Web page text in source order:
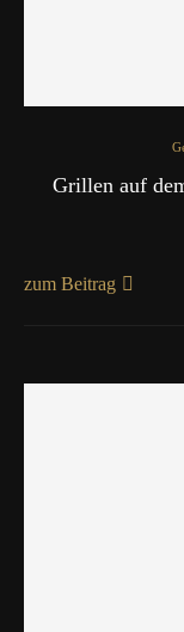
Grillen auf
zum Beitrag